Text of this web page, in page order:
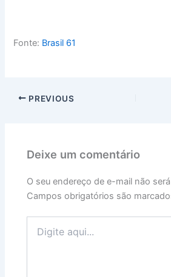
Fonte: Brasil 61
PREVIOUS
Deixe um comentário
O seu endereço de e-mail não
Campos obrigatórios são
aqui...